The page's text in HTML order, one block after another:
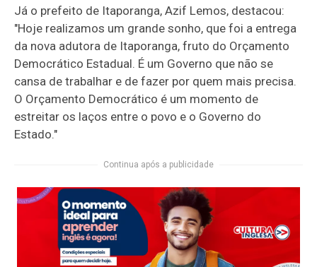
Já o prefeito de Itaporanga, Azif Lemos, destacou:
"Hoje realizamos um grande sonho, que foi a entrega
da nova adutora de Itaporanga, fruto do Orçamento
Democrático Estadual. É um Governo que não se
cansa de trabalhar e de fazer por quem mais precisa.
O Orçamento Democrático é um momento de
estreitar os laços entre o povo e o Governo do
Estado."
Continua após a publicidade